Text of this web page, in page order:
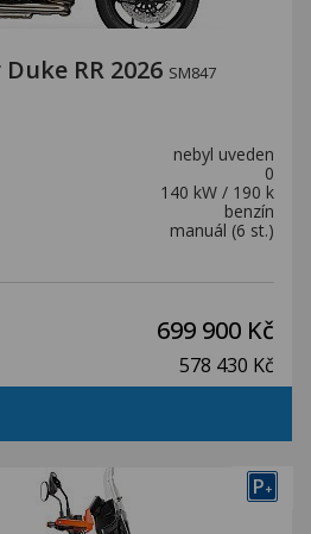
RR 2026 SM847
nebyl uveden
0
140 kW / 190 k
benzín
manuál (6 st.)
699 900 Kč
578 430 Kč
P+